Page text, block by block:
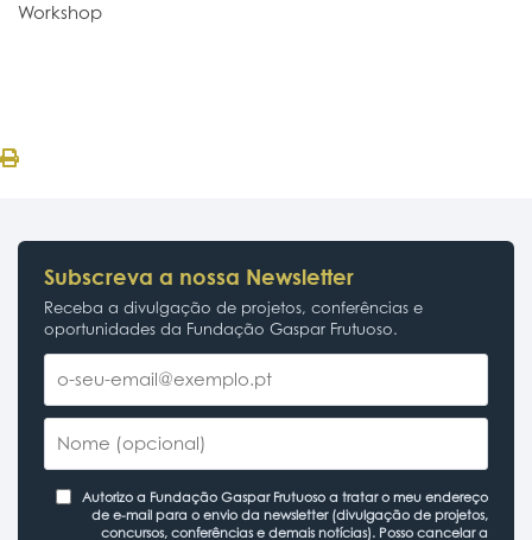
Workshop
Subscreva a nossa Newsletter
Receba a divulgação de projetos, conferências e
oportunidades da Fundação Gaspar Frutuoso.
Autorizo a Fundação Gaspar Frutuoso a tratar o meu endereço
de e-mail para o envio da newsletter (divulgação de projetos,
concursos, conferências e demais notícias). Posso cancelar a